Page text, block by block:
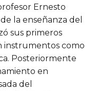
Ernesto
la enseñanza del
sus primeros
instrumentos como
Posteriormente
en
del